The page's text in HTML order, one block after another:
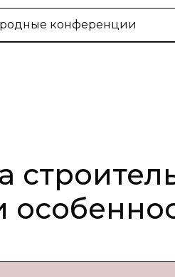
конференции